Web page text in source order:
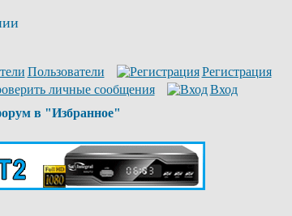
Пользователи
Регистрация
личные сообщения
Вход
в "Избранное"